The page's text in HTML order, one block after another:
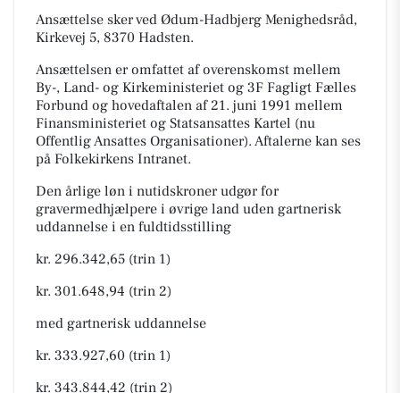
Ansættelse sker ved Ødum-Hadbjerg Menighedsråd,
Kirkevej 5, 8370 Hadsten.
Ansættelsen er omfattet af overenskomst mellem
By-, Land- og Kirkeministeriet og 3F Fagligt Fælles
Forbund og hovedaftalen af 21. juni 1991 mellem
Finansministeriet og Statsansattes Kartel (nu
Offentlig Ansattes Organisationer). Aftalerne kan ses
på Folkekirkens Intranet.
Den årlige løn i nutidskroner udgør for
gravermedhjælpere i øvrige land uden gartnerisk
uddannelse i en fuldtidsstilling
kr. 296.342,65 (trin 1)
kr. 301.648,94 (trin 2)
med gartnerisk uddannelse
kr. 333.927,60 (trin 1)
kr. 343.844,42 (trin 2)